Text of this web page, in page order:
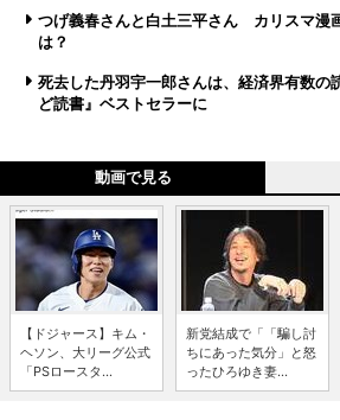
つげ義春さんと白土三平さん カリスマ漫
は？
死去した丹羽宇一郎さんは、経済界有数
ど読書』ベストセラーに
動画で見る
【ドジャース】キム・
ヘソン、大リーグ公式
「PSロースタ...
新党結成で「「騙し討
ちにあった気分」と怒
ったひろゆき妻...